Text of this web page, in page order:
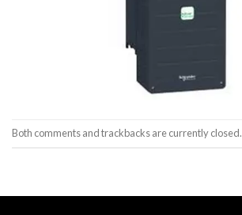
Both comments and trackbacks are currently closed.